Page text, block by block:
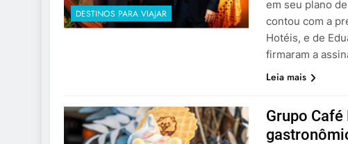
DESTINOS PARA VIAJAR
em seu plano
contou com a
Hotéis, e de
firmaram a
Leia mais
Grupo